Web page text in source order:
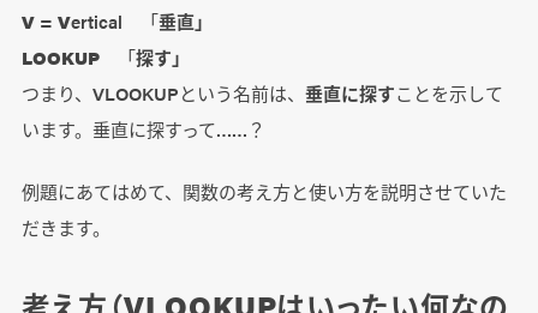
V= Vertical 「垂直」
LOOKUP「探す」
つまり、VLOOKUPという名前は、 垂直に探すことを示して
います。垂直に探すって……？
例題にあてはめて、関数の考え方と使い方を説明させていた
だきます。